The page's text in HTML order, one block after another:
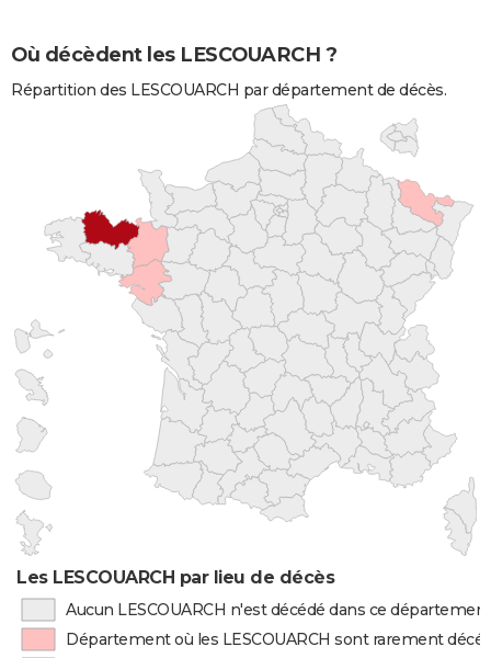
Où décèdent les LESCOUARCH ?
Répartition des LESCOUARCH par département de décès.
Les LESCOUARCH par lieu de décès
Aucun LESCOUARCH n'est décédé dans ce département
Département où les LESCOUARCH sont rarement